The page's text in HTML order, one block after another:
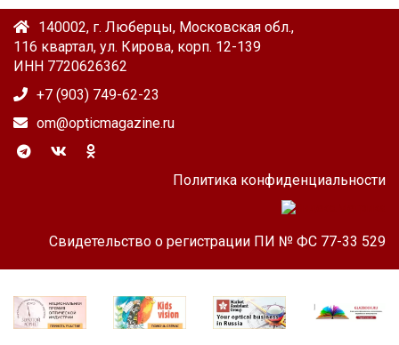
140002, г. Люберцы, Московская обл.,
116 квартал, ул. Кирова, корп. 12-139
ИНН 7720626362
+7 (903) 749-62-23
om@opticmagazine.ru
Политика конфиденциальности
Свидетельство о регистрации ПИ № ФС 77-33 529